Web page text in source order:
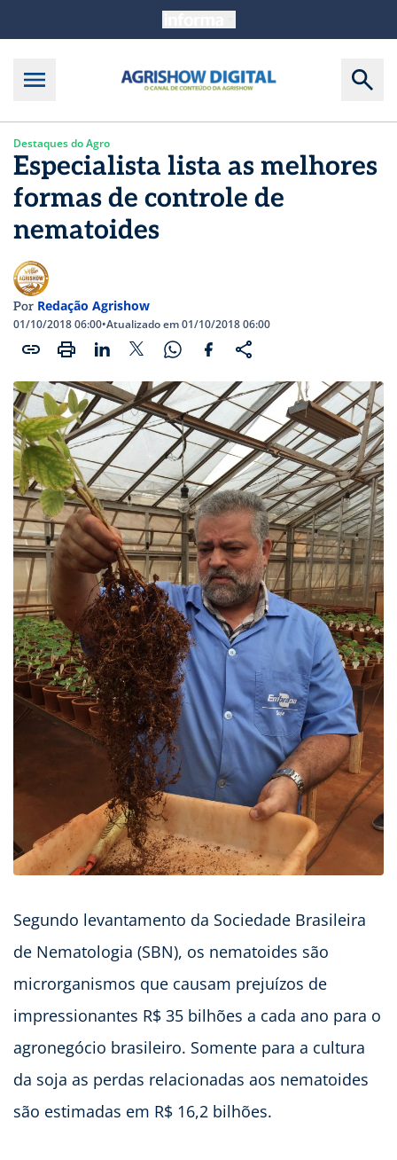
Destaques do Agro
Especialista lista as melhores
formas de controle de
nematoides
Por Redação Agrishow
01/10/2018 06:00•Atualizado em 01/10/2018 06:00
Segundo levantamento da Sociedade Brasileira
de Nematologia (SBN), os nematoides são
microrganismos que causam prejuízos de
impressionantes R$ 35 bilhões a cada ano para o
agronegócio brasileiro. Somente para a cultura
da soja as perdas relacionadas aos nematoides
são estimadas em R$ 16,2 bilhões.